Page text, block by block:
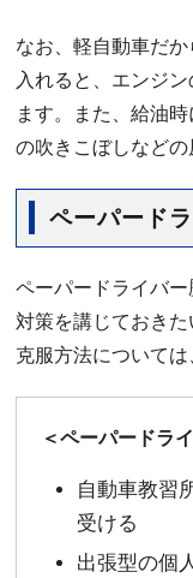
なお、軽自動車だ
入れると、エンジ
ます。また、給油
の吹きこぼしなどの
ペーパード
ペーパードライバ
対策を講じておき
克服方法については
＜ペーパードラ
自動車教習
受ける
出張型の個